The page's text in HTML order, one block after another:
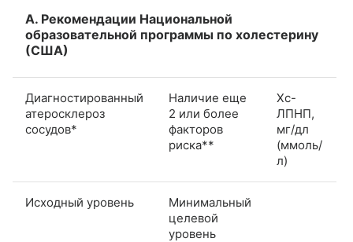
А. Рекомендации Национальной
образовательной программы по холестерину
(США)
Диагностированный
атеросклероз
сосудов*
Наличие еще
2 или более
факторов
риска**
Хс-
ЛПНП,
мг/дл
(ммоль/
л)
Исходный уровень
Минимальный
целевой
уровень